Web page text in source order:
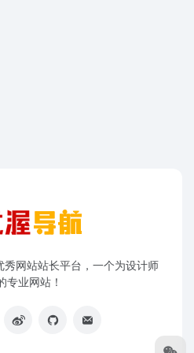
网站站长平台，一个为设计师
专业网站！